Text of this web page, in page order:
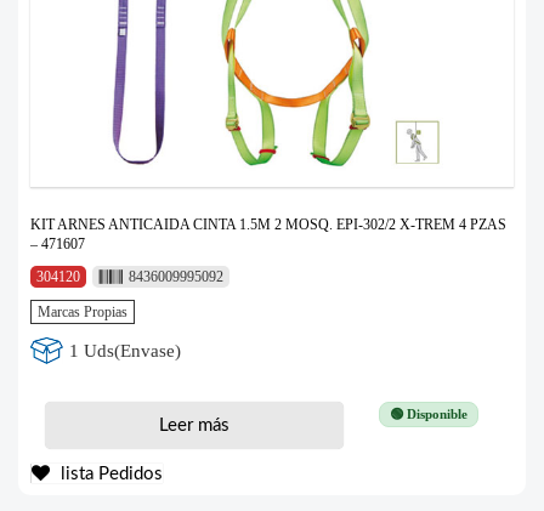
KIT ARNES ANTICAIDA CINTA 1.5M 2 MOSQ. EPI-302/2 X-TREM 4 PZAS
– 471607
304120
8436009995092
Marcas Propias
1 Uds(Envase)
🟢 Disponible
Leer más
lista Pedidos